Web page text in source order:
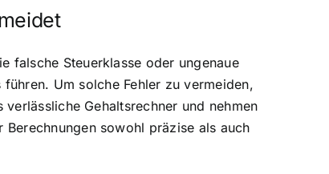
falsche Steuerklasse oder ungenaue
Um solche Fehler zu vermeiden,
Gehaltsrechner und nehmen
sowohl präzise als auch